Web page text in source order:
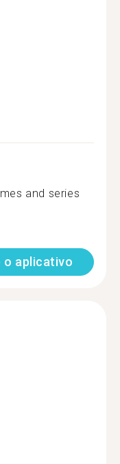
and series
o aplicativo